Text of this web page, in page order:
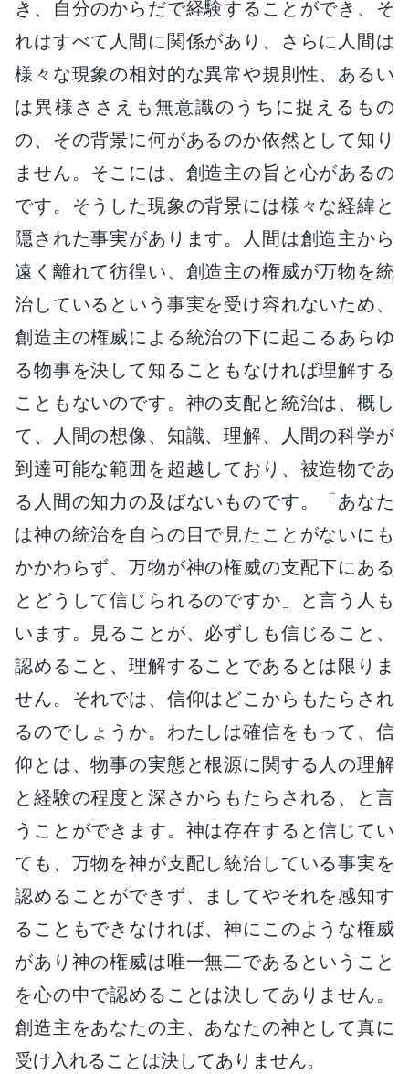
き、自分のからだで経験することができ、そ
れはすべて人間に関係があり、さらに人間は
様々な現象の相対的な異常や規則性、あるい
は異様ささえも無意識のうちに捉えるもの
の、その背景に何があるのか依然として知り
ません。そこには、創造主の旨と心があるの
です。そうした現象の背景には様々な経緯と
隠された事実があります。人間は創造主から
遠く離れて彷徨い、創造主の権威が万物を統
治しているという事実を受け容れないため、
創造主の権威による統治の下に起こるあらゆ
る物事を決して知ることもなければ理解する
こともないのです。神の支配と統治は、概し
て、人間の想像、知識、理解、人間の科学が
到達可能な範囲を超越しており、被造物であ
る人間の知力の及ばないものです。「あなた
は神の統治を自らの目で見たことがないにも
かかわらず、万物が神の権威の支配下にある
とどうして信じられるのですか」と言う人も
います。見ることが、必ずしも信じること、
認めること、理解することであるとは限りま
せん。それでは、信仰はどこからもたらされ
るのでしょうか。わたしは確信をもって、信
仰とは、物事の実態と根源に関する人の理解
と経験の程度と深さからもたらされる、と言
うことができます。神は存在すると信じてい
ても、万物を神が支配し統治している事実を
認めることができず、ましてやそれを感知す
ることもできなければ、神にこのような権威
があり神の権威は唯一無二であるということ
を心の中で認めることは決してありません。
創造主をあなたの主、あなたの神として真に
受け入れることは決してありません。